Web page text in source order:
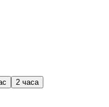
2 часа